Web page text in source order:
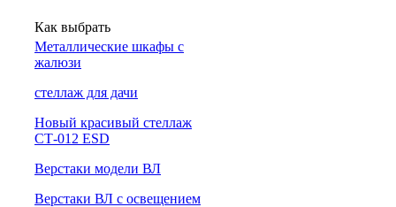
Как выбрать
Металлические шкафы с
жалюзи
cтеллаж для дачи
Новый красивый стеллаж
СТ-012 ESD
Верстаки модели ВЛ
Верстаки ВЛ с освещением